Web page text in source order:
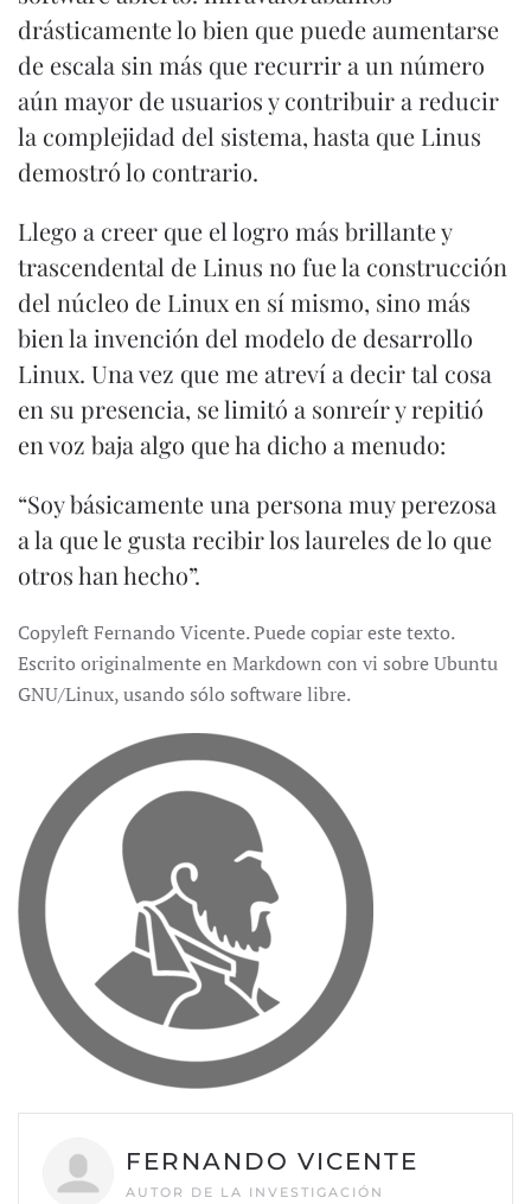
drásticamente lo bien que puede aumentarse
de escala sin más que recurrir a un número
aún mayor de usuarios y contribuir a reducir
la complejidad del sistema, hasta que Linus
demostró lo contrario.
Llego a creer que el logro más brillante y
trascendental de Linus no fue la construcción
del núcleo de Linux en sí mismo, sino más
bien la invención del modelo de desarrollo
Linux. Una vez que me atreví a decir tal cosa
en su presencia, se limitó a sonreír y repitió
en voz baja algo que ha dicho a menudo:
“Soy básicamente una persona muy perezosa
a la que le gusta recibir los laureles de lo que
otros han hecho”.
Copyleft Fernando Vicente. Puede copiar este texto.
Escrito originalmente en Markdown con vi sobre Ubuntu
GNU/Linux, usando sólo software libre.
FERNANDO VICENTE
AUTOR DE LA INVESTIGACIÓN